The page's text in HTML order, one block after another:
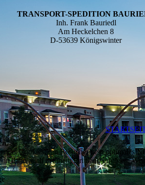
TRANSPORT-SPEDITION
Inh. Frank Bauriedl
Am Heckelchen 8
D-53639 Königswinter
Cookies, um Besuchern ein optimales
dann auch in einem Drittland erfolgen.